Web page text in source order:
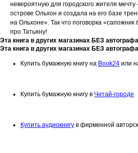
невероятную для городского жителя
острове Ольхон и создала на его базе
на Ольхоне». Так что поговорка «сапожник
про Татьяну!
Эта книга в других магазинах БЕЗ автографа
Эта книга в других магазинах БЕЗ автографа
Купить бумажную книгу на Book24 или
Купить бумажную книгу в Читай-городе
Купить аудиокнигу в фирменной